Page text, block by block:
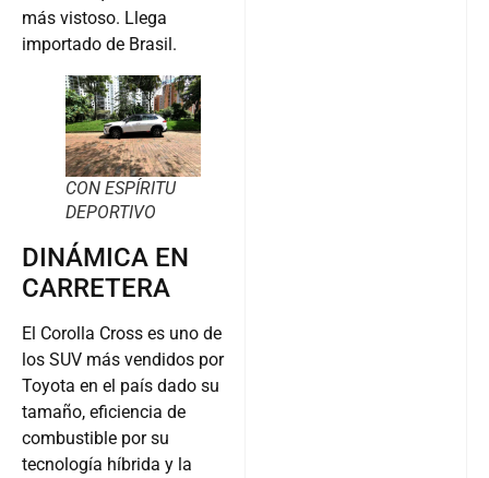
más vistoso. Llega
importado de Brasil.
CON ESPÍRITU
DEPORTIVO
DINÁMICA EN
CARRETERA
El Corolla Cross es uno de
los SUV más vendidos por
Toyota en el país dado su
tamaño, eficiencia de
combustible por su
tecnología híbrida y la